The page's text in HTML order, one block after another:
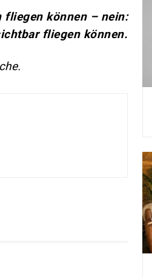
fliegen können – nein:
fliegen können.